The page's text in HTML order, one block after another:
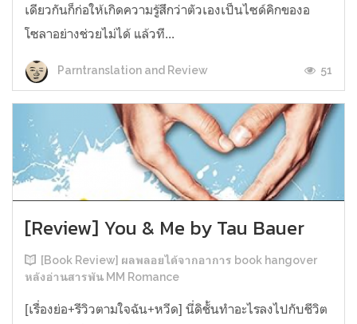
เดียวกันก็ก่อให้เกิดความรู้สึกว่าตัวเองเป็นไซด์คิกของอ
โซลาอย่างช่วยไม่ได้ แล้วที...
Parntranslation and Review 51
[Review] You & Me by Tau Bauer
[Book Review] ผลพลอยได้จากอาการ book hangover
หลังอ่านสารพัน MM Romance
[เรื่องย่อ+รีวิวตามใจฉัน+หวีด] นี่ดิชั้นทำอะไรลงไปกับชีวิต